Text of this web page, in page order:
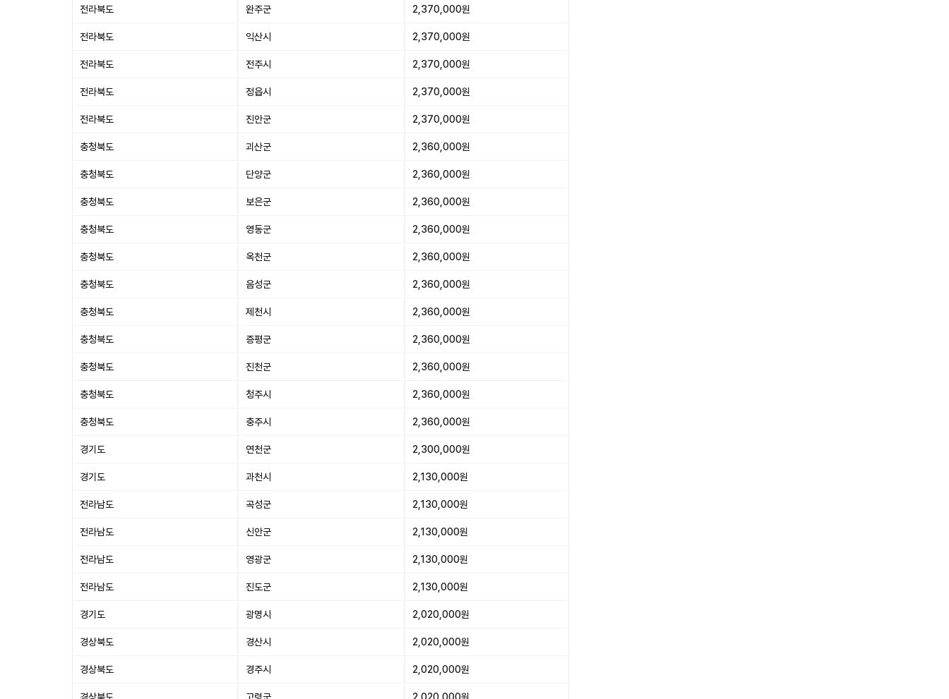
전라북도 완주군 2,370,000원
전라북도 익산시 2,370,000원
전라북도 전주시 2,370,000원
전라북도 정읍시 2,370,000원
전라북도 진안군 2,370,000원
충청북도 괴산군 2,360,000원
충청북도 단양군 2,360,000원
충청북도 보은군 2,360,000원
충청북도 영동군 2,360,000원
충청북도 옥천군 2,360,000원
충청북도 음성군 2,360,000원
충청북도 제천시 2,360,000원
충청북도 증평군 2,360,000원
충청북도 진천군 2,360,000원
충청북도 청주시 2,360,000원
충청북도 충주시 2,360,000원
경기도 연천군 2,300,000원
경기도 과천시 2,130,000원
전라남도 곡성군 2,130,000원
전라남도 신안군 2,130,000원
전라남도 영광군 2,130,000원
전라남도 진도군 2,130,000원
경기도 광명시 2,020,000원
경상북도 경산시 2,020,000원
경상북도 경주시 2,020,000원